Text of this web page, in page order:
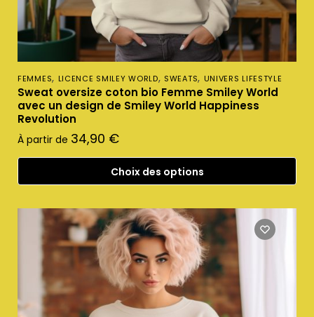
FEMMES, LICENCE SMILEY WORLD, SWEATS, UNIVERS LIFESTYLE
Sweat oversize coton bio Femme Smiley World
avec un design de Smiley World Happiness
Revolution
À partir de 34,90 €
Choix des options